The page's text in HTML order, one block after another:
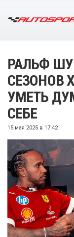
РАЛЬФ
СЕЗОНОВ
УМЕТЬ
СЕБЕ
15 мая 2025 в 17:42